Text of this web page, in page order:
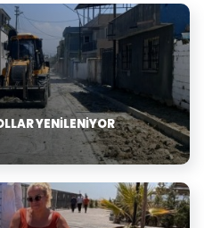
YENİLENİYOR